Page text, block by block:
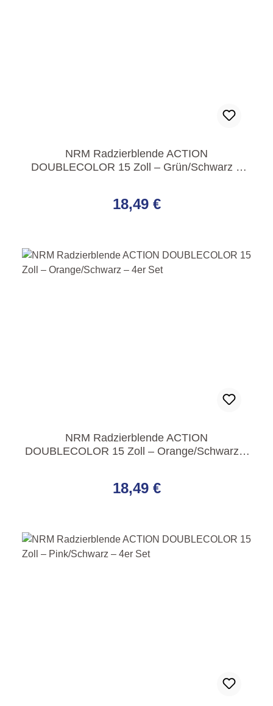
NRM Radzierblende ACTION
DOUBLECOLOR 15 Zoll – Grün/Schwarz –
18,49 €
NRM Radzierblende ACTION
DOUBLECOLOR 15 Zoll – Orange/Schwarz –
18,49 €